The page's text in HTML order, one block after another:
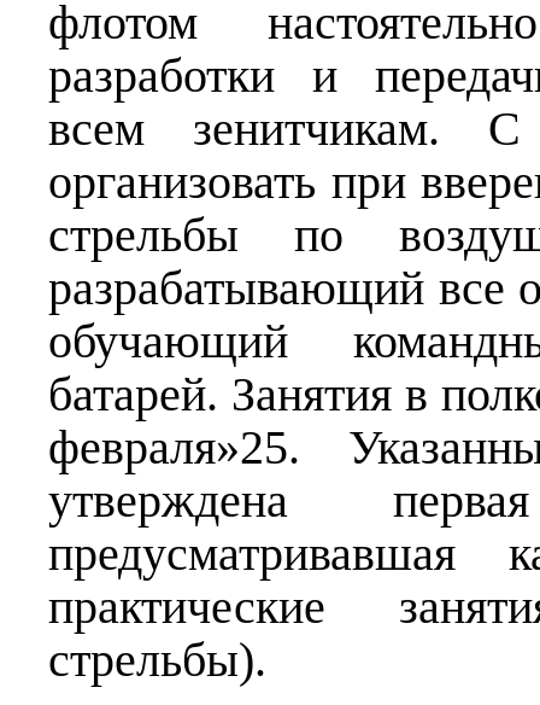
флотом
разработки и
всем зенитчикам.
организовать при
стрельбы по
разрабатывающий все
обучающий
батарей. Занятия в
февраля»25.
утверждена
предусматривавшая
практические
стрельбы).